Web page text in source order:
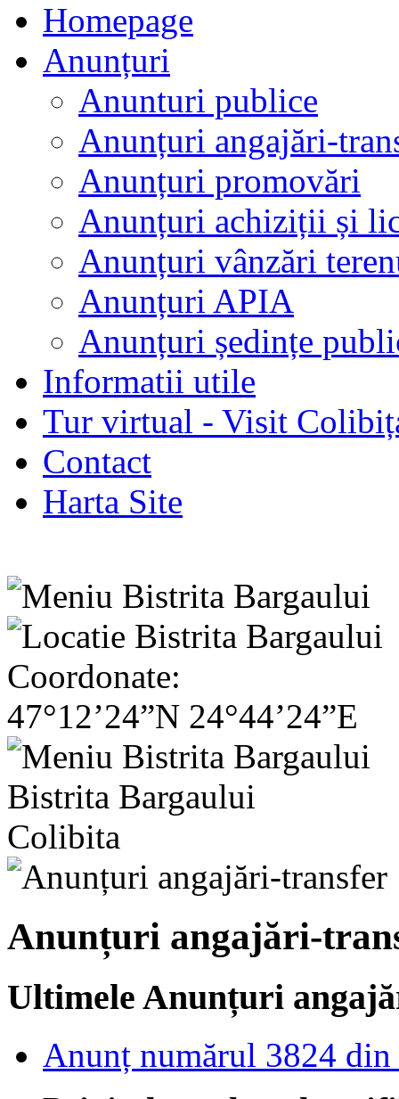
Homepage
Anunțuri
Anunturi publice
Anunțuri angajări-
Anunțuri promovări
Anunțuri achiziții și
Anunțuri vânzări
Anunțuri APIA
Anunțuri ședințe
Informatii utile
Tur virtual - Visit
Contact
Harta Site
Coordonate:
47°12’24”N 24°44’24”E
Bistrita Bargaului
Colibita
Anunțuri angajări-
Ultimele Anunțuri
Anunț numărul 3824